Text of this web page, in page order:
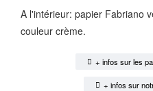
A l'intérieur: papier Fabriano
couleur crème.
+ infos sur les
+ infos sur